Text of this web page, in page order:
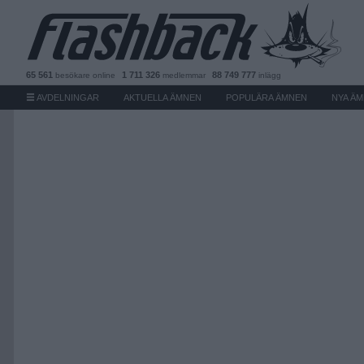
65 561 besökare online 1 711 326 medlemmar 88 749 777 inlägg
AVDELNINGAR AKTUELLA ÄMNEN POPULÄRA ÄMNEN NYA